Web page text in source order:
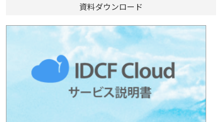
資料ダウンロード